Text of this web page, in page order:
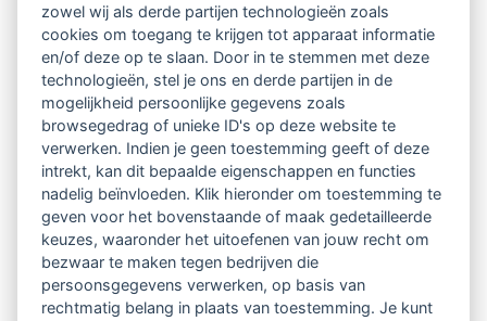
Netwerk van 2100 professionals in 14
regio's
Vindbaar voor opdrachtgevers
Tijdschrift voor
Begeleidingskunde & kennisbank
Beroepsregistratie (LVSC keurmerk)
Lid worden van LVSC
zowel wij als derde partijen technologieën zoals
cookies om toegang te krijgen tot apparaat informatie
en/of deze op te slaan. Door in te stemmen met deze
technologieën, stel je ons en derde partijen in de
mogelijkheid persoonlijke gegevens zoals
browsegedrag of unieke ID's op deze website te
verwerken. Indien je geen toestemming geeft of deze
intrekt, kan dit bepaalde eigenschappen en functies
nadelig beïnvloeden. Klik hieronder om toestemming te
geven voor het bovenstaande of maak gedetailleerde
keuzes, waaronder het uitoefenen van jouw recht om
bezwaar te maken tegen bedrijven die
persoonsgegevens verwerken, op basis van
rechtmatig belang in plaats van toestemming. Je kunt